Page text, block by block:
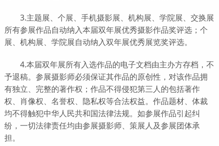
3.主题展、个展、手机摄影展、机构展、学院展、交换展
所有参展作品自动纳入本届双年展优秀摄影作品奖评选；个
展、机构展、学院展自动纳入双年展优秀展览奖评选。
4.本届双年展所有入选作品的电子文档由主办方存档，不
予退稿。参展摄影师必须保证其作品的原创性，对该作品拥
有独立、完整的著作权；作品不得侵犯第三人的包括著作
权、肖像权、名誉权、隐私权等合法权益。作品题材、体裁
均不得触犯中华人民共和国法律法规。如参展作品引起纠
纷，一切法律责任均由参展摄影师、策展人及参展团体承
担。